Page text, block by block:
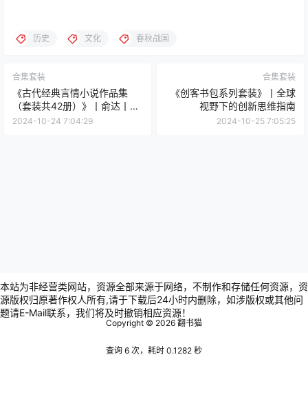
历史 文化 春秋战国
合集套装
《古代经典言情小说作品集
（套装共42册）》丨俞达丨跨
越时空的情感瑰宝
2024-10-24 7:04:29
合集套装
《创客书包系列套装》丨全球
视野下的创新思维指南
2024-10-25 7:05:25
本站为非经营类网站，资源全部来源于网络，不制作和存储任何资源，资
源版权归原著作权人所有,请于下载后24小时内删除，如涉版权或其他问
题请E-Mail联系，我们将及时撤销相应资源！
Copyright © 2026 翻书猫
查询 6 次，耗时 0.1282 秒